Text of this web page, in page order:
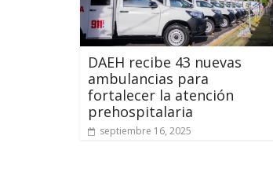
DAEH recibe 43 nuevas
ambulancias para
fortalecer la atención
prehospitalaria
septiembre 16, 2025